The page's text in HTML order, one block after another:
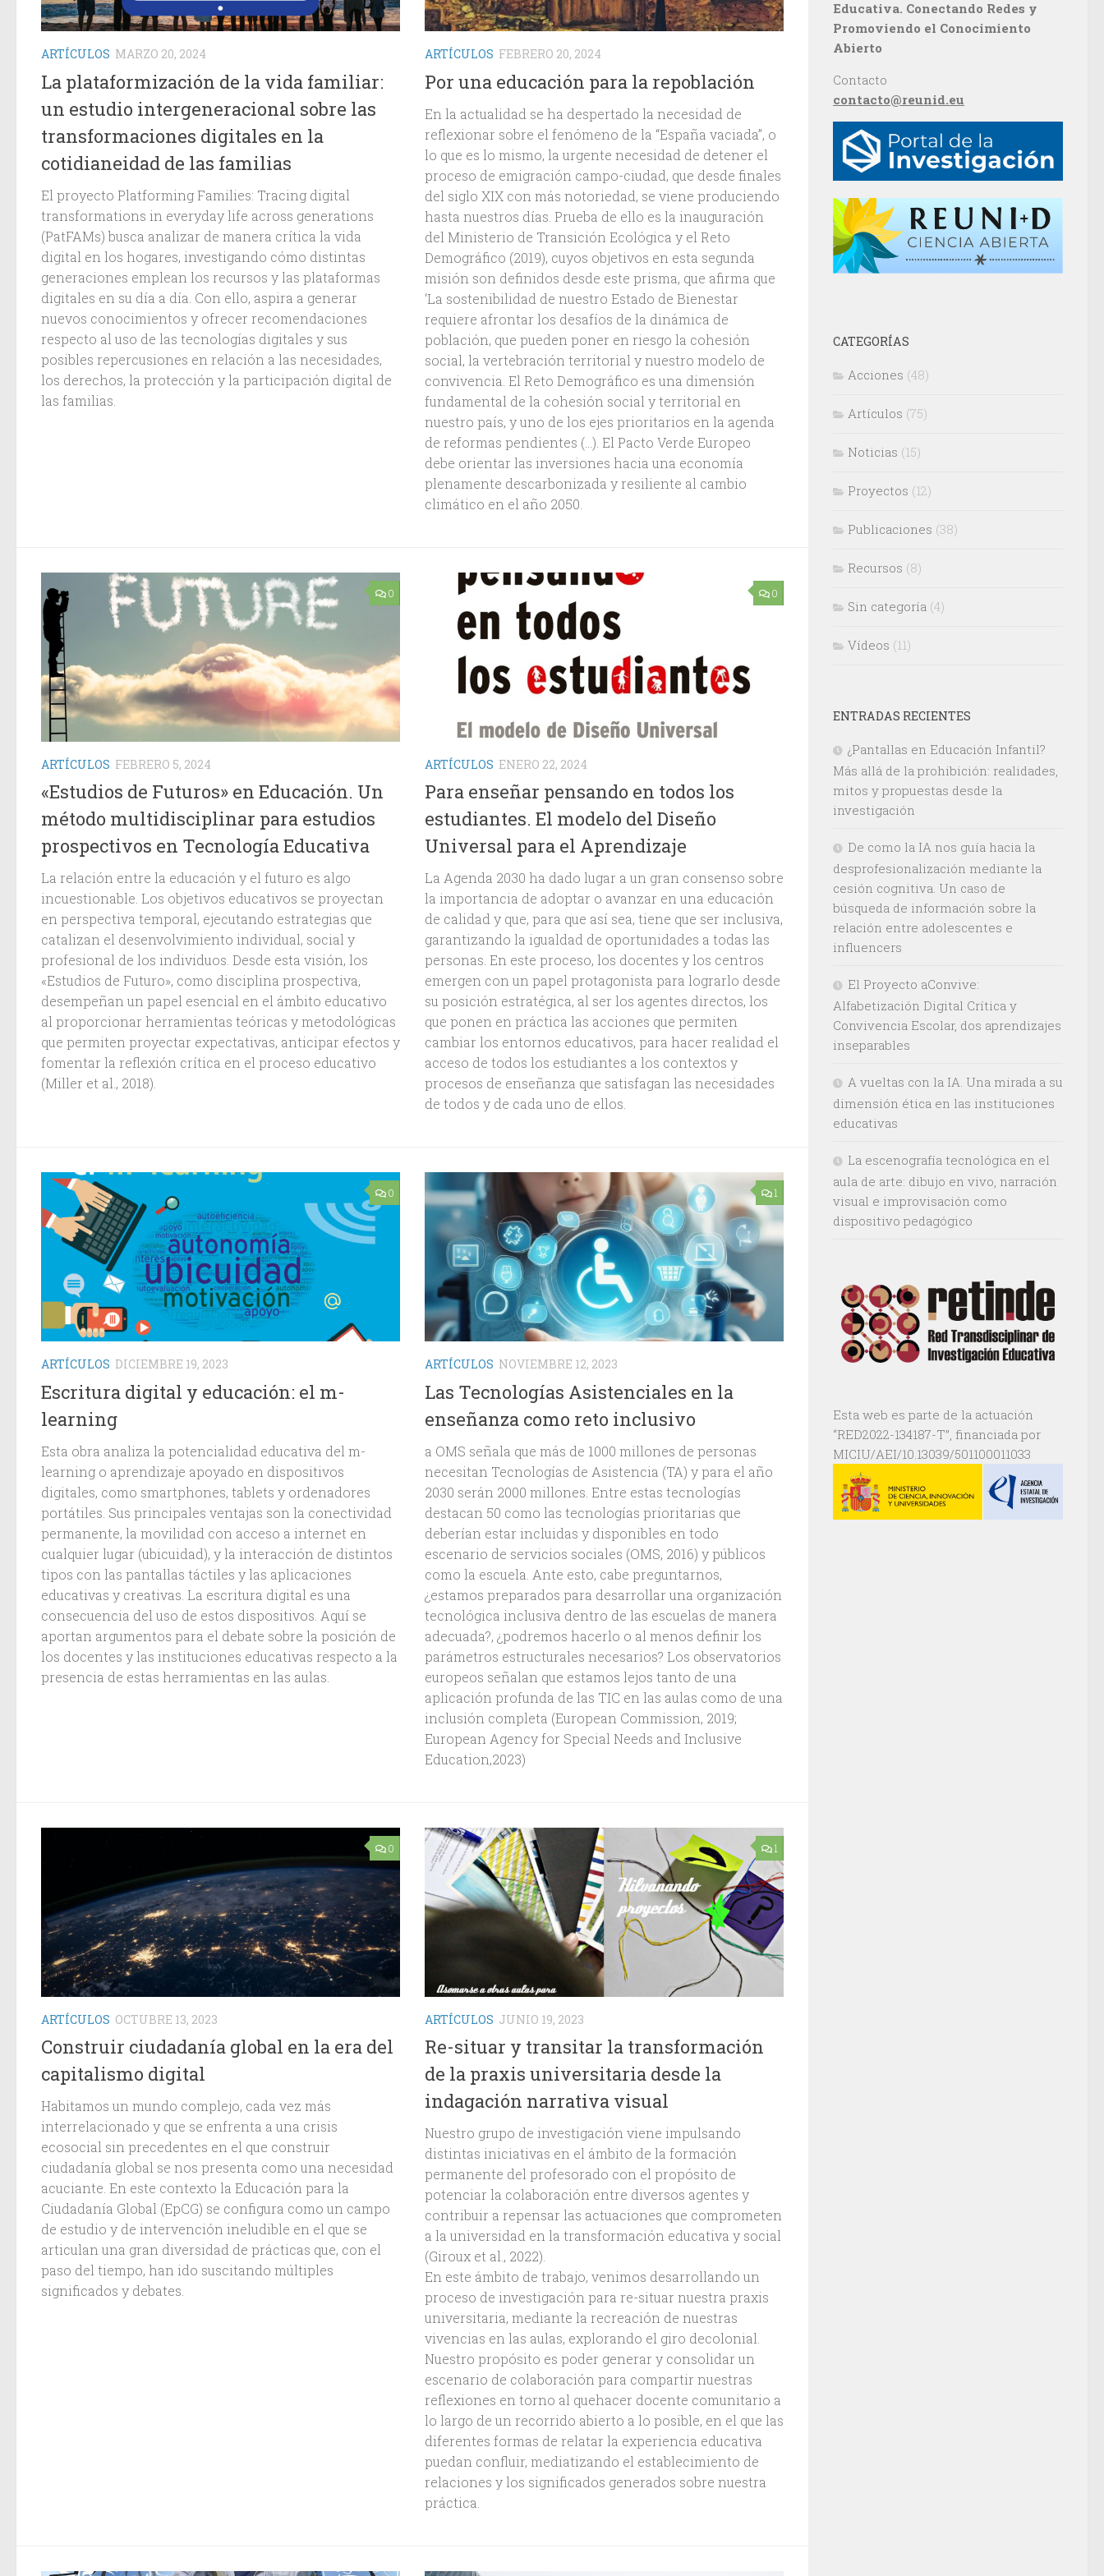
ARTÍCULOS MARZO 20, 2024
La plataformización de la vida familiar:
un estudio intergeneracional sobre las
transformaciones digitales en la
cotidianeidad de las familias
El proyecto Platforming Families: Tracing digital
transformations in everyday life across generations
(PatFAMs) busca analizar de manera crítica la vida
digital en los hogares, investigando cómo distintas
generaciones emplean los recursos y las plataformas
digitales en su día a día. Con ello, aspira a generar
nuevos conocimientos y ofrecer recomendaciones
respecto al uso de las tecnologías digitales y sus
posibles repercusiones en relación a las necesidades,
los derechos, la protección y la participación digital de
las familias.
ARTÍCULOS FEBRERO 20, 2024
Por una educación para la repoblación
En la actualidad se ha despertado la necesidad de
reflexionar sobre el fenómeno de la “España vaciada”, o
lo que es lo mismo, la urgente necesidad de detener el
proceso de emigración campo-ciudad, que desde finales
del siglo XIX con más notoriedad, se viene produciendo
hasta nuestros días. Prueba de ello es la inauguración
del Ministerio de Transición Ecológica y el Reto
Demográfico (2019), cuyos objetivos en esta segunda
misión son definidos desde este prisma, que afirma que
‘La sostenibilidad de nuestro Estado de Bienestar
requiere afrontar los desafíos de la dinámica de
población, que pueden poner en riesgo la cohesión
social, la vertebración territorial y nuestro modelo de
convivencia. El Reto Demográfico es una dimensión
fundamental de la cohesión social y territorial en
nuestro país, y uno de los ejes prioritarios en la agenda
de reformas pendientes (…). El Pacto Verde Europeo
debe orientar las inversiones hacia una economía
plenamente descarbonizada y resiliente al cambio
climático en el año 2050.
0
ARTÍCULOS FEBRERO 5, 2024
«Estudios de Futuros» en Educación. Un
método multidisciplinar para estudios
prospectivos en Tecnología Educativa
La relación entre la educación y el futuro es algo
incuestionable. Los objetivos educativos se proyectan
en perspectiva temporal, ejecutando estrategias que
catalizan el desenvolvimiento individual, social y
profesional de los individuos. Desde esta visión, los
«Estudios de Futuro», como disciplina prospectiva,
desempeñan un papel esencial en el ámbito educativo
al proporcionar herramientas teóricas y metodológicas
que permiten proyectar expectativas, anticipar efectos y
fomentar la reflexión crítica en el proceso educativo
(Miller et al., 2018).
0
ARTÍCULOS ENERO 22, 2024
Para enseñar pensando en todos los
estudiantes. El modelo del Diseño
Universal para el Aprendizaje
La Agenda 2030 ha dado lugar a un gran consenso sobre
la importancia de adoptar o avanzar en una educación
de calidad y que, para que así sea, tiene que ser inclusiva,
garantizando la igualdad de oportunidades a todas las
personas. En este proceso, los docentes y los centros
emergen con un papel protagonista para lograrlo desde
su posición estratégica, al ser los agentes directos, los
que ponen en práctica las acciones que permiten
cambiar los entornos educativos, para hacer realidad el
acceso de todos los estudiantes a los contextos y
procesos de enseñanza que satisfagan las necesidades
de todos y de cada uno de ellos.
0
ARTÍCULOS DICIEMBRE 19, 2023
Escritura digital y educación: el m-
learning
Esta obra analiza la potencialidad educativa del m-
learning o aprendizaje apoyado en dispositivos
digitales, como smartphones, tablets y ordenadores
portátiles. Sus principales ventajas son la conectividad
permanente, la movilidad con acceso a internet en
cualquier lugar (ubicuidad), y la interacción de distintos
tipos con las pantallas táctiles y las aplicaciones
educativas y creativas. La escritura digital es una
consecuencia del uso de estos dispositivos. Aquí se
aportan argumentos para el debate sobre la posición de
los docentes y las instituciones educativas respecto a la
presencia de estas herramientas en las aulas.
1
ARTÍCULOS NOVIEMBRE 12, 2023
Las Tecnologías Asistenciales en la
enseñanza como reto inclusivo
a OMS señala que más de 1000 millones de personas
necesitan Tecnologías de Asistencia (TA) y para el año
2030 serán 2000 millones. Entre estas tecnologías
destacan 50 como las tecnologías prioritarias que
deberían estar incluidas y disponibles en todo
escenario de servicios sociales (OMS, 2016) y públicos
como la escuela. Ante esto, cabe preguntarnos,
¿estamos preparados para desarrollar una organización
tecnológica inclusiva dentro de las escuelas de manera
adecuada?, ¿podremos hacerlo o al menos definir los
parámetros estructurales necesarios? Los observatorios
europeos señalan que estamos lejos tanto de una
aplicación profunda de las TIC en las aulas como de una
inclusión completa (European Commission, 2019;
European Agency for Special Needs and Inclusive
Education,2023)
0
ARTÍCULOS OCTUBRE 13, 2023
Construir ciudadanía global en la era del
capitalismo digital
Habitamos un mundo complejo, cada vez más
interrelacionado y que se enfrenta a una crisis
ecosocial sin precedentes en el que construir
ciudadanía global se nos presenta como una necesidad
acuciante. En este contexto la Educación para la
Ciudadanía Global (EpCG) se configura como un campo
de estudio y de intervención ineludible en el que se
articulan una gran diversidad de prácticas que, con el
paso del tiempo, han ido suscitando múltiples
significados y debates.
1
ARTÍCULOS JUNIO 19, 2023
Re-situar y transitar la transformación
de la praxis universitaria desde la
indagación narrativa visual
Nuestro grupo de investigación viene impulsando
distintas iniciativas en el ámbito de la formación
permanente del profesorado con el propósito de
potenciar la colaboración entre diversos agentes y
contribuir a repensar las actuaciones que comprometen
a la universidad en la transformación educativa y social
(Giroux et al., 2022).
En este ámbito de trabajo, venimos desarrollando un
proceso de investigación para re-situar nuestra praxis
universitaria, mediante la recreación de nuestras
vivencias en las aulas, explorando el giro decolonial.
Nuestro propósito es poder generar y consolidar un
escenario de colaboración para compartir nuestras
reflexiones en torno al quehacer docente comunitario a
lo largo de un recorrido abierto a lo posible, en el que las
diferentes formas de relatar la experiencia educativa
puedan confluir, mediatizando el establecimiento de
relaciones y los significados generados sobre nuestra
práctica.
Educativa. Conectando Redes y
Promoviendo el Conocimiento
Abierto
Contacto
contacto@reunid.eu
CATEGORÍAS
Acciones (48)
Artículos (75)
Noticias (15)
Proyectos (12)
Publicaciones (38)
Recursos (8)
Sin categoría (4)
Vídeos (11)
ENTRADAS RECIENTES
¿Pantallas en Educación Infantil?
Más allá de la prohibición: realidades,
mitos y propuestas desde la
investigación
De como la IA nos guía hacia la
desprofesionalización mediante la
cesión cognitiva. Un caso de
búsqueda de información sobre la
relación entre adolescentes e
influencers
El Proyecto aConvive:
Alfabetización Digital Crítica y
Convivencia Escolar, dos aprendizajes
inseparables
A vueltas con la IA. Una mirada a su
dimensión ética en las instituciones
educativas
La escenografía tecnológica en el
aula de arte: dibujo en vivo, narración
visual e improvisación como
dispositivo pedagógico
Esta web es parte de la actuación
“RED2022-134187-T”, financiada por
MICIU/AEI/10.13039/501100011033